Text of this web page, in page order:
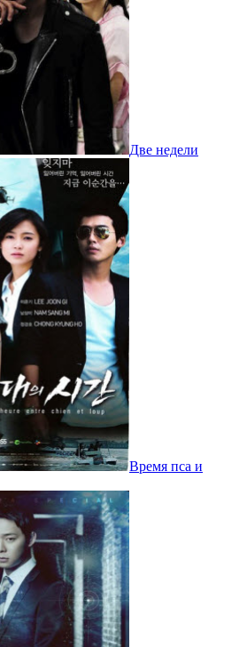
Две недели
Время пса и